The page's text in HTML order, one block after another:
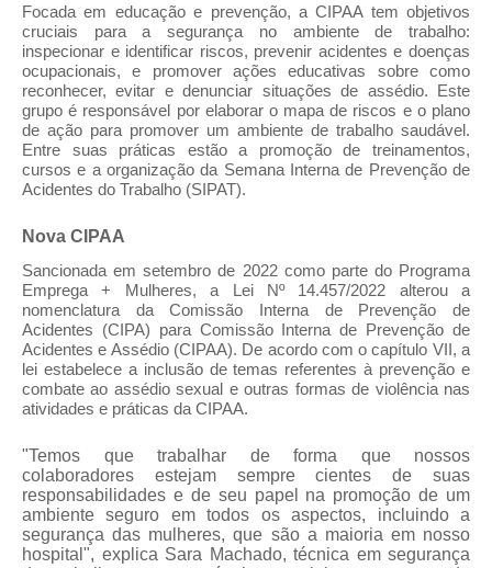
Focada em educação e prevenção, a CIPAA tem objetivos
cruciais para a segurança no ambiente de trabalho:
inspecionar e identificar riscos, prevenir acidentes e doenças
ocupacionais, e promover ações educativas sobre como
reconhecer, evitar e denunciar situações de assédio. Este
grupo é responsável por elaborar o mapa de riscos e o plano
de ação para promover um ambiente de trabalho saudável.
Entre suas práticas estão a promoção de treinamentos,
cursos e a organização da Semana Interna de Prevenção de
Acidentes do Trabalho (SIPAT).
Nova CIPAA
Sancionada em setembro de 2022 como parte do Programa
Emprega + Mulheres, a Lei Nº 14.457/2022 alterou a
nomenclatura da Comissão Interna de Prevenção de
Acidentes (CIPA) para Comissão Interna de Prevenção de
Acidentes e Assédio (CIPAA). De acordo com o capítulo VII, a
lei estabelece a inclusão de temas referentes à prevenção e
combate ao assédio sexual e outras formas de violência nas
atividades e práticas da CIPAA.
"Temos que trabalhar de forma que nossos
colaboradores estejam sempre cientes de suas
responsabilidades e de seu papel na promoção de um
ambiente seguro em todos os aspectos, incluindo a
segurança das mulheres, que são a maioria em nosso
hospital", explica Sara Machado, técnica em segurança